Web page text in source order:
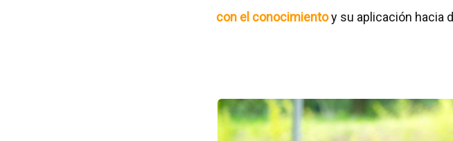
con el conocimientoy su aplicación hacia